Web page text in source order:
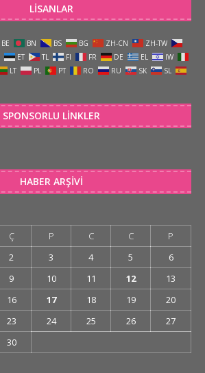
LISANLAR
BE BN BS BG ZH-CN
ZH-TW
ET TL FI FR DE EL
IW
LT PL PT RO RU SK
SL
SPONSORLU LINKLER
HABER ARŞIVI
Ç P C C
P
2 3 4 5
6
9 10 11 12
13
16 17 18 19
20
23 24 25 26
27
30